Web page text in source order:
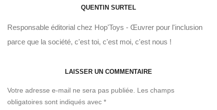
QUENTIN SURTEL
Responsable éditorial chez Hop'Toys - Œuvrer pour l'inclusion
parce que la société, c'est toi, c'est moi, c'est nous !
LAISSER UN COMMENTAIRE
Votre adresse e-mail ne sera pas publiée.
Les champs
obligatoires sont indiqués avec *